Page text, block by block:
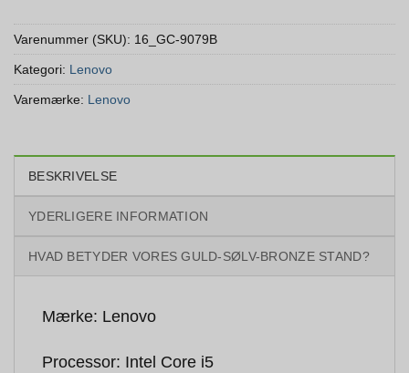
Varenummer (SKU): 16_GC-9079B
Kategori: Lenovo
Varemærke: Lenovo
BESKRIVELSE
YDERLIGERE INFORMATION
HVAD BETYDER VORES GULD-SØLV-BRONZE STAND?
Mærke: Lenovo
Processor: Intel Core i5